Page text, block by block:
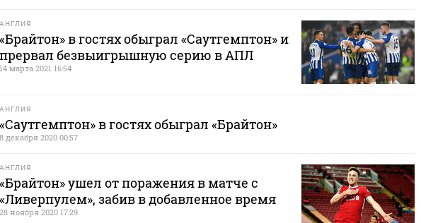
АНГЛИЯ
«Брайтон» в гостях обыграл «Саутгемптон» и
прервал безвыигрышную серию в АПЛ
14 марта 2021 16:54
АНГЛИЯ
«Саутгемптон» в гостях обыграл «Брайтон»
8 декабря 2020 00:57
АНГЛИЯ
«Брайтон» ушел от поражения в матче с
«Ливерпулем», забив в добавленное время
28 ноября 2020 17:29